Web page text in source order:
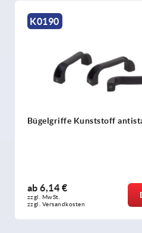
Bügelgriffe Stahl
ab
zzgl. Versandkosten